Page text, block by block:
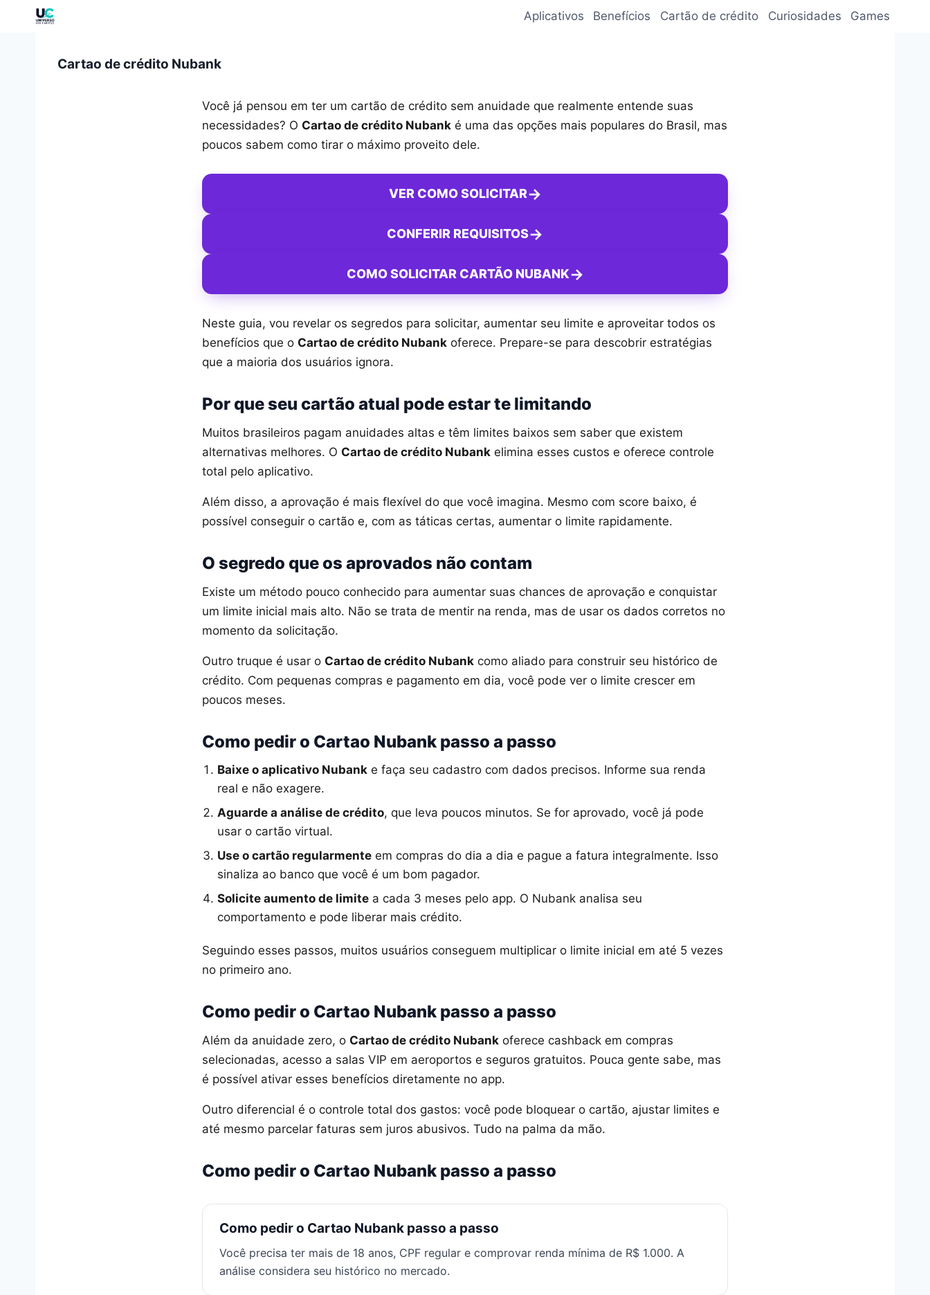
Aplicativos Benefícios Cartão de crédito Curiosidades Games
Cartao de crédito Nubank
Você já pensou em ter um cartão de crédito sem anuidade que realmente entende suas
necessidades? O Cartao de crédito Nubank é uma das opções mais populares do Brasil, mas
poucos sabem como tirar o máximo proveito dele.
VER COMO SOLICITAR→
CONFERIR REQUISITOS→
COMO SOLICITAR CARTÃO NUBANK→
Neste guia, vou revelar os segredos para solicitar, aumentar seu limite e aproveitar todos os
benefícios que o Cartao de crédito Nubank oferece. Prepare-se para descobrir estratégias
que a maioria dos usuários ignora.
Por que seu cartão atual pode estar te limitando
Muitos brasileiros pagam anuidades altas e têm limites baixos sem saber que existem
alternativas melhores. O Cartao de crédito Nubank elimina esses custos e oferece controle
total pelo aplicativo.
Além disso, a aprovação é mais flexível do que você imagina. Mesmo com score baixo, é
possível conseguir o cartão e, com as táticas certas, aumentar o limite rapidamente.
O segredo que os aprovados não contam
Existe um método pouco conhecido para aumentar suas chances de aprovação e conquistar
um limite inicial mais alto. Não se trata de mentir na renda, mas de usar os dados corretos no
momento da solicitação.
Outro truque é usar o Cartao de crédito Nubank como aliado para construir seu histórico de
crédito. Com pequenas compras e pagamento em dia, você pode ver o limite crescer em
poucos meses.
Como pedir o Cartao Nubank passo a passo
Baixe o aplicativo Nubank e faça seu cadastro com dados precisos. Informe sua renda
real e não exagere.
Aguarde a análise de crédito, que leva poucos minutos. Se for aprovado, você já pode
usar o cartão virtual.
Use o cartão regularmente em compras do dia a dia e pague a fatura integralmente. Isso
sinaliza ao banco que você é um bom pagador.
Solicite aumento de limite a cada 3 meses pelo app. O Nubank analisa seu
comportamento e pode liberar mais crédito.
Seguindo esses passos, muitos usuários conseguem multiplicar o limite inicial em até 5 vezes
no primeiro ano.
Como pedir o Cartao Nubank passo a passo
Além da anuidade zero, o Cartao de crédito Nubank oferece cashback em compras
selecionadas, acesso a salas VIP em aeroportos e seguros gratuitos. Pouca gente sabe, mas
é possível ativar esses benefícios diretamente no app.
Outro diferencial é o controle total dos gastos: você pode bloquear o cartão, ajustar limites e
até mesmo parcelar faturas sem juros abusivos. Tudo na palma da mão.
Como pedir o Cartao Nubank passo a passo
Como pedir o Cartao Nubank passo a passo
Você precisa ter mais de 18 anos, CPF regular e comprovar renda mínima de R$ 1.000. A
análise considera seu histórico no mercado.